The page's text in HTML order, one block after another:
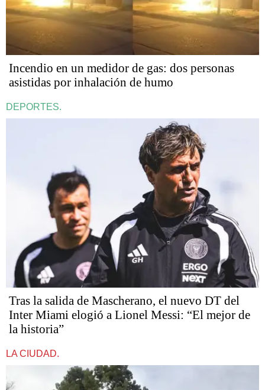
Incendio en un medidor de gas: dos personas
asistidas por inhalación de humo
DEPORTES.
Tras la salida de Mascherano, el nuevo DT del
Inter Miami elogió a Lionel Messi: “El mejor de
la historia”
LA CIUDAD.